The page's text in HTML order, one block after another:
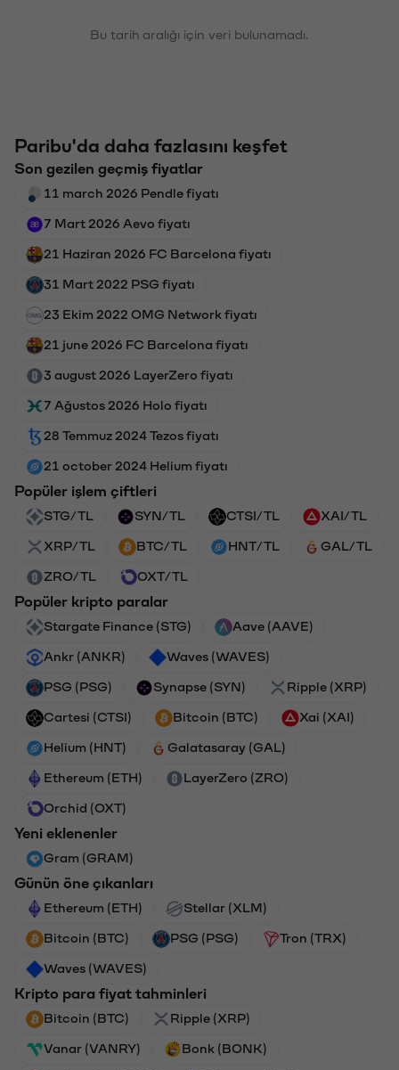
Bu tarih aralığı için veri bulunamadı.
Paribu'da daha fazlasını keşfet
Son gezilen geçmiş fiyatlar
11 march 2026 Pendle fiyatı
7 Mart 2026 Aevo fiyatı
21 Haziran 2026 FC Barcelona fiyatı
31 Mart 2022 PSG fiyatı
23 Ekim 2022 OMG Network fiyatı
21 june 2026 FC Barcelona fiyatı
3 august 2026 LayerZero fiyatı
7 Ağustos 2026 Holo fiyatı
28 Temmuz 2024 Tezos fiyatı
21 october 2024 Helium fiyatı
Popüler işlem çiftleri
STG/TL SYN/TL CTSI/TL XAI/TL
XRP/TL BTC/TL HNT/TL GAL/TL
ZRO/TL OXT/TL
Popüler kripto paralar
Stargate Finance (STG) Aave (AAVE)
Ankr (ANKR) Waves (WAVES)
PSG (PSG) Synapse (SYN) Ripple (XRP)
Cartesi (CTSI) Bitcoin (BTC) Xai (XAI)
Helium (HNT) Galatasaray (GAL)
Ethereum (ETH) LayerZero (ZRO)
Orchid (OXT)
Yeni eklenenler
Gram (GRAM)
Günün öne çıkanları
Ethereum (ETH) Stellar (XLM)
Bitcoin (BTC) PSG (PSG) Tron (TRX)
Waves (WAVES)
Kripto para fiyat tahminleri
Bitcoin (BTC) Ripple (XRP)
Vanar (VANRY) Bonk (BONK)